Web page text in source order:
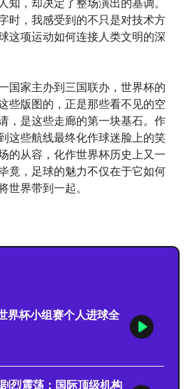
知，却决定了整场演出的基调。
时，我感受到的不只是对技术方
这项运动如何连接人类文明的深
国家主办到三国联办，世界杯的
些版图的，正是那些看不见的空
，是这些走廊的第一块基石。作
这些航线最终化作球迷脸上的笑
的从容，化作世界杯历史上又一
竟，足球的魅力不仅在于它如何
世界带到一起。
界杯小组赛个人进球全
烈震荡：国际顶级机构